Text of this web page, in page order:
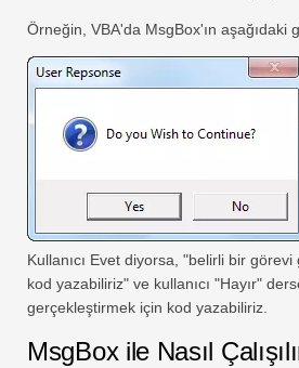
Örneğin, VBA'da MsgBox'ın aşağıdaki
Kullanıcı Evet diyorsa, "belirli bir
kod yazabiliriz" ve kullanıcı "Hayır"
gerçekleştirmek için kod yazabiliriz.
MsgBox ile Nasıl